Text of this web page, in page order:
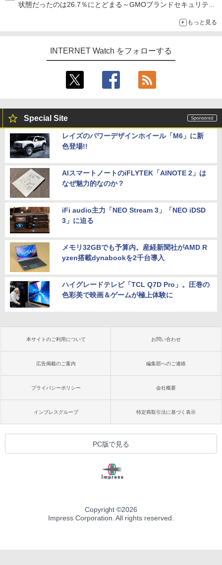
状態だったのは26.7％にとどまる～GMOブランドセキュリティ
もっと見る
INTERNET Watch をフォローする
Special Site
レイズのパワーデザインホイール「M6」に新
色登場!!
AIスマートノートのiFLYTEK「AINOTE 2」は
なぜ魅力的なのか？
iFi audio主力「NEO Stream 3」「NEO iDSD
3」に迫る
メモリ32GBでも予算内。産経新聞社がAMD R
yzen搭載dynabookを2千台導入
ハイグレードテレビ「TCL Q7D Pro」。圧巻の
色彩美で映画＆ゲームが極上体験に
本サイトのご利用について お問い合わせ
広告掲載のご案内 編集部へのご連絡
プライバシーポリシー 会社概要
インプレスグループ 特定商取引法に基づく表示
PC版で見る
Copyright ©2026
Impress Corporation. All rights reserved.